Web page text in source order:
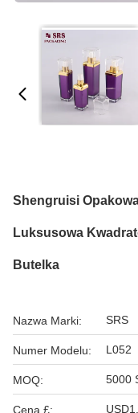
Shengruisi
Luksusowa
Butelka
Nazwa Marki: SRS
Numer Modelu: L052
MOQ: 5000
Cena £: